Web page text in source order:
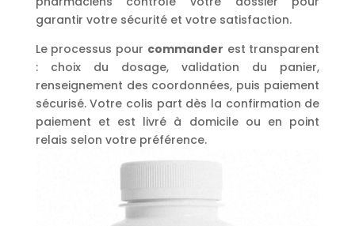
garantir votre sécurité et votre satisfaction.
Le processus pour commander est transparent
: choix du dosage, validation du panier,
renseignement des coordonnées, puis paiement
sécurisé. Votre colis part dès la confirmation de
paiement et est livré à domicile ou en point
relais selon votre préférence.